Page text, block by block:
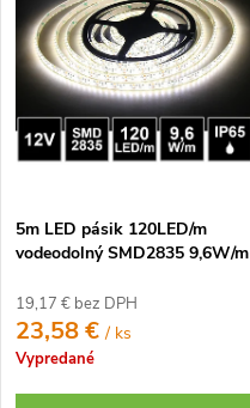
e
p
o
d
k
t
o
v
Abecedne
s
p
r
o
d
k
o
v
5m LED pásik 120LED/m
vodeodolný SMD2835 9,6W/m
19,17 € bez DPH
23,58 €/ ks
Vypredané